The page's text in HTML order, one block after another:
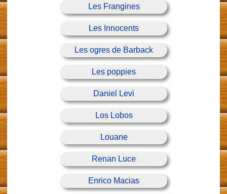
Les Frangines
Les Innocents
Les ogres de Barback
Les poppies
Daniel Levi
Los Lobos
Louane
Renan Luce
Enrico Macias